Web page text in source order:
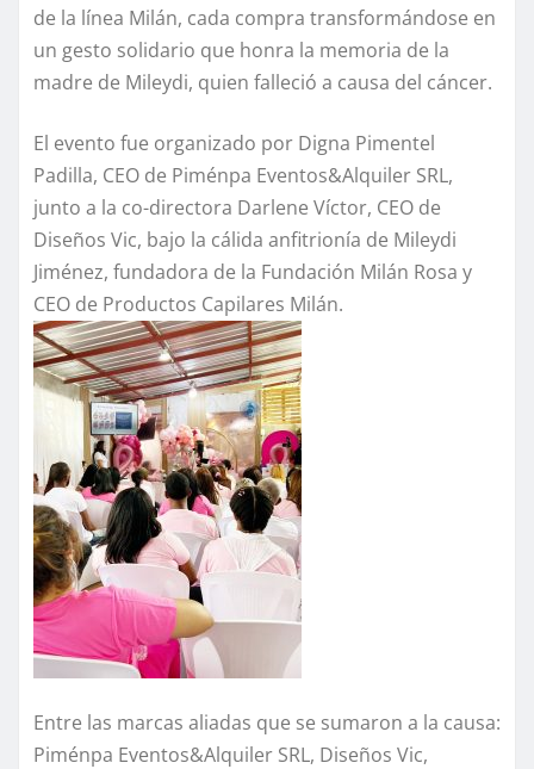
de la línea Milán, cada compra transformándose en
un gesto solidario que honra la memoria de la
madre de Mileydi, quien falleció a causa del cáncer.
El evento fue organizado por Digna Pimentel
Padilla, CEO de Piménpa Eventos&Alquiler SRL,
junto a la co-directora Darlene Víctor, CEO de
Diseños Vic, bajo la cálida anfitrionía de Mileydi
Jiménez, fundadora de la Fundación Milán Rosa y
CEO de Productos Capilares Milán.
Entre las marcas aliadas que se sumaron a la causa:
Piménpa Eventos&Alquiler SRL, Diseños Vic,